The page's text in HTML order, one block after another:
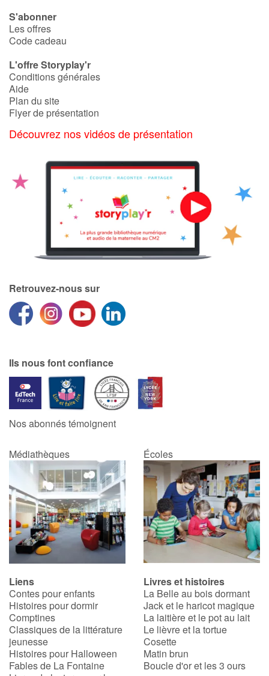
S'abonner
Les offres
Code cadeau
L'offre Storyplay'r
Conditions générales
Aide
Plan du site
Flyer de présentation
Découvrez nos vidéos de présentation
Retrouvez-nous sur
Ils nous font confiance
Nos abonnés témoignent
Médiathèques Écoles
Liens
Contes pour enfants
Histoires pour dormir
Comptines
Classiques de la littérature
jeunesse
Histoires pour Halloween
Fables de La Fontaine
Livres et histoires
La Belle au bois dormant
Jack et le haricot magique
La laitière et le pot au lait
Le lièvre et la tortue
Cosette
Matin brun
Boucle d'or et les 3 ours